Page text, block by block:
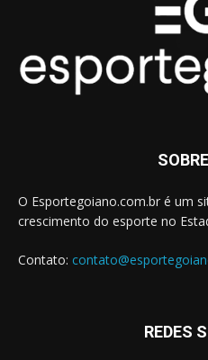
O Esportegoiano.com.br é um
crescimento do esporte no
Contato:
REDES